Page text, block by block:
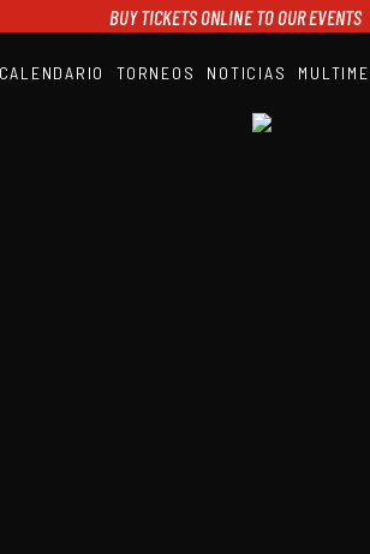
BUY TICKETS ONLINE TO OUR EVENTS
CALENDARIO TORNEOS NOTICIAS
A1PADEL